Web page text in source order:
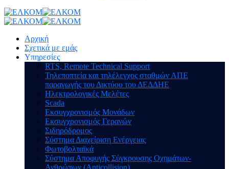
Αρχική
Σχετικά με εμάς
Υπηρεσίες
RTS, Remote Technical Support
Τηλεποπτεία και τηλέλεγχος σταθμών ΑΠΕ
παραγωγής του Δικτύου του ΔΕΔΔΗΕ
Ηλεκτρολογικές Μελέτες
Scada
Εκσυγχρονισμός Μονάδων
Εκσυγχρονισμός Γερανών
Σιδηρόδρομος
Σύστημα Διαχείριση Ενέργειας
Φωτοβολταϊκά
Σύστημα Αποφυγής Σύγκρουσης Οχημάτων-
Ανθρώπων (Anticollision)